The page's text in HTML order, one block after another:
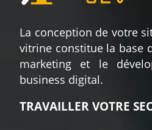
La conception de votre
vitrine constitue la base
marketing et le
business digital.
TRAVAILLER VOTRE